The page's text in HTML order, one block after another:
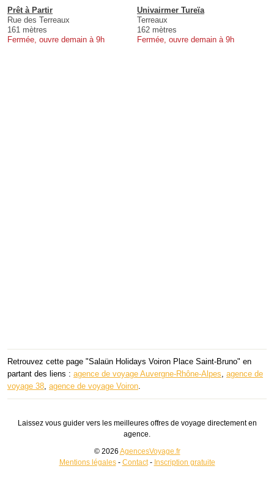
Prêt à Partir
Rue des Terreaux
161 mètres
Fermée, ouvre demain à 9h
Univairmer Tureïa
Terreaux
162 mètres
Fermée, ouvre demain à 9h
Retrouvez cette page "Salaün Holidays Voiron Place Saint-Bruno" en
partant des liens : agence de voyage Auvergne-Rhône-Alpes, agence de
voyage 38, agence de voyage Voiron.
Laissez vous guider vers les meilleures offres de voyage directement en
agence.
© 2026 AgencesVoyage.fr
Mentions légales- Contact- Inscription gratuite